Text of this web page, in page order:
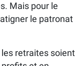
Mais pour le
le patronat
retraites soient